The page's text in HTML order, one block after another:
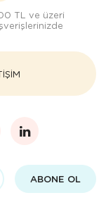
TL ve üzeri
ABONE OL